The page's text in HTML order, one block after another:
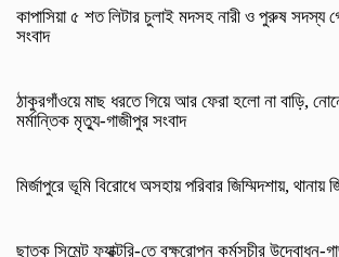
কাপাসিয়া ৫ শত লিটার চুলাই মদসহ নারী ও পুরুষ সদস্য
সংবাদ
ঠাকুরগাঁওয়ে মাছ ধরতে গিয়ে আর ফেরা হলো না বাড়ি,
মর্মান্তিক মৃত্যু-গাজীপুর সংবাদ
মির্জাপুরে ভূমি বিরোধে অসহায় পরিবার জিম্মিদশায়, থানায়
ছাতক সিমেন্ট ফ্যাক্টরি-তে বৃক্ষরোপন কর্মসূচীর উদ্বোধন-